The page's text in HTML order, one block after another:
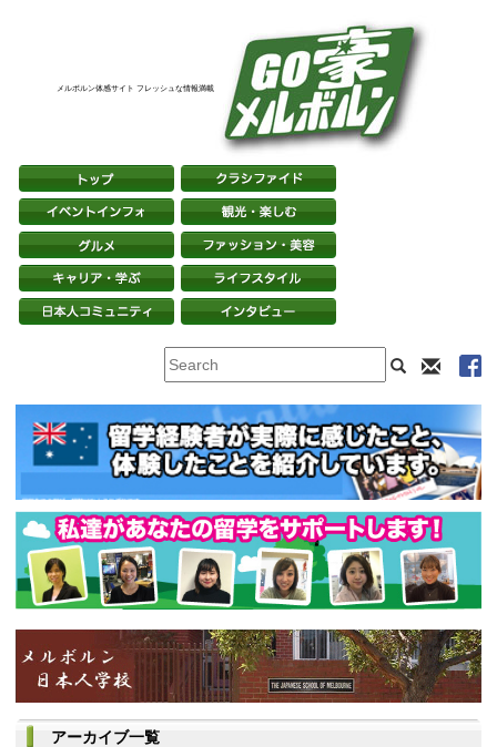
メルボルン体感サイト フレッシュな情報満載
アーカイブ一覧